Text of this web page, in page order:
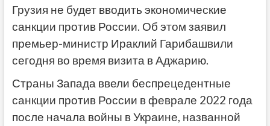
Грузия не будет вводить экономические
санкции против России. Об этом заявил
премьер-министр Ираклий Гарибашвили
сегодня во время визита в Аджарию.
Страны Запада ввели беспрецедентные
санкции против России в феврале 2022 года
после начала войны в Украине, названной